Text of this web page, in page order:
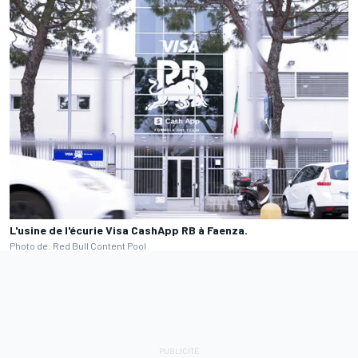
L'usine de l'écurie Visa CashApp RB à Faenza.
Photo de: Red Bull Content Pool